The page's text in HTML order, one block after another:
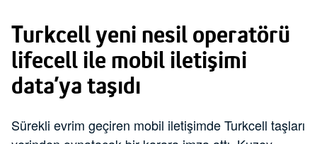
Turkcell yeni nesil operatörü
lifecell ile mobil iletişimi
data’ya taşıdı
Sürekli evrim geçiren mobil iletişimde Turkcell taşları